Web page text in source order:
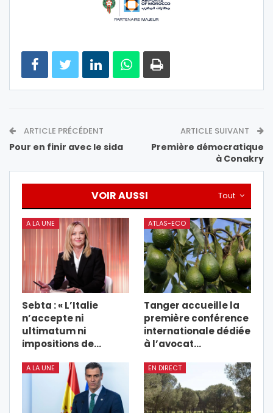
ARTICLE PRÉCÉDENT
Pour en finir avec le sida
ARTICLE SUIVANT
Première démocratique
à Conakry
Tout
VOIR AUSSI
A LA UNE
Sebta : « L’Italie
n’accepte ni
ultimatum ni
impositions de…
ATLAS-ECO
Tanger accueille la
première conférence
internationale dédiée
à l’avocat…
A LA UNE EN DIRECT